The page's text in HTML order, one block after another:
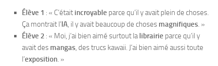
Élève 1 : « C’était incroyable parce qu’il y avait plein de choses.
Ça montrait l’IA, il y avait beaucoup de choses magnifiques. »
Élève 2 : « Moi, j’ai bien aimé surtout lalibrairie parce qu’il y
avait des mangas, des trucs kawaii. J’ai bien aimé aussi toute
l’exposition. »